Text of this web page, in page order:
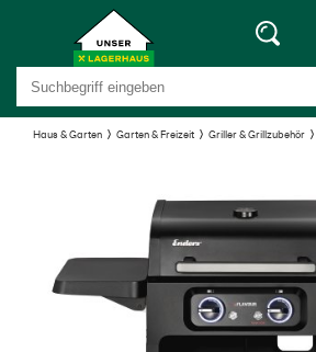
Haus & Garten Garten & Freizeit Griller & Grillzubehör